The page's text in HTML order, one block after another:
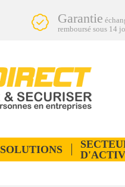
Garantie
remboursé sous 14
SOLUTIONS